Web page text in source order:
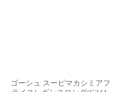
ゴーシュ スーピマカシミアフ